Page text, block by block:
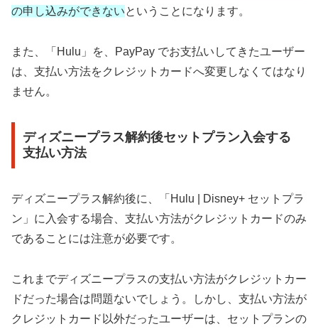
の申し込みができないということになります。
また、「Hulu」を、PayPay でお支払いしてきたユーザー
は、支払い方法をクレジットカードへ変更しなくてはなり
ません。
ディズニープラス解約後セットプラン入会する
支払い方法
ディズニープラス解約後に、「Hulu | Disney+ セットプラ
ン」に入会する場合、支払い方法がクレジットカードのみ
であることには注意が必要です。
これまでディズニープラスの支払い方法がクレジットカー
ドだった場合は問題ないでしょう。しかし、支払い方法が
クレジットカード以外だったユーザーは、セットプランの